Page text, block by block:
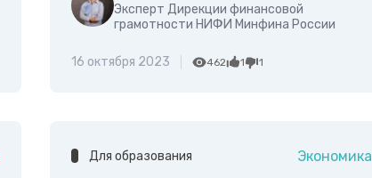
Эксперт Дирекции финансовой
грамотности НИФИ Минфина России
16 октября 2023 462 1 1
Для образования Экономика